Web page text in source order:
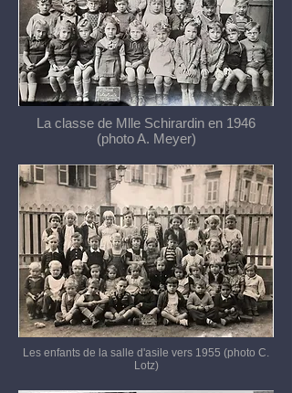
La classe de Mlle Schirardin en 1946
(photo A. Meyer)
Les enfants de la salle d'asile vers 1955 (photo C.
Lotz)